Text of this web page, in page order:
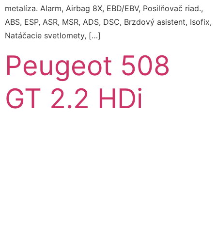
metalíza. Alarm, Airbag 8X, EBD/EBV, Posilňovač riad.,
ABS, ESP, ASR, MSR, ADS, DSC, Brzdový asistent, Isofix,
Natáčacie svetlomety, […]
Peugeot 508
GT 2.2 HDi